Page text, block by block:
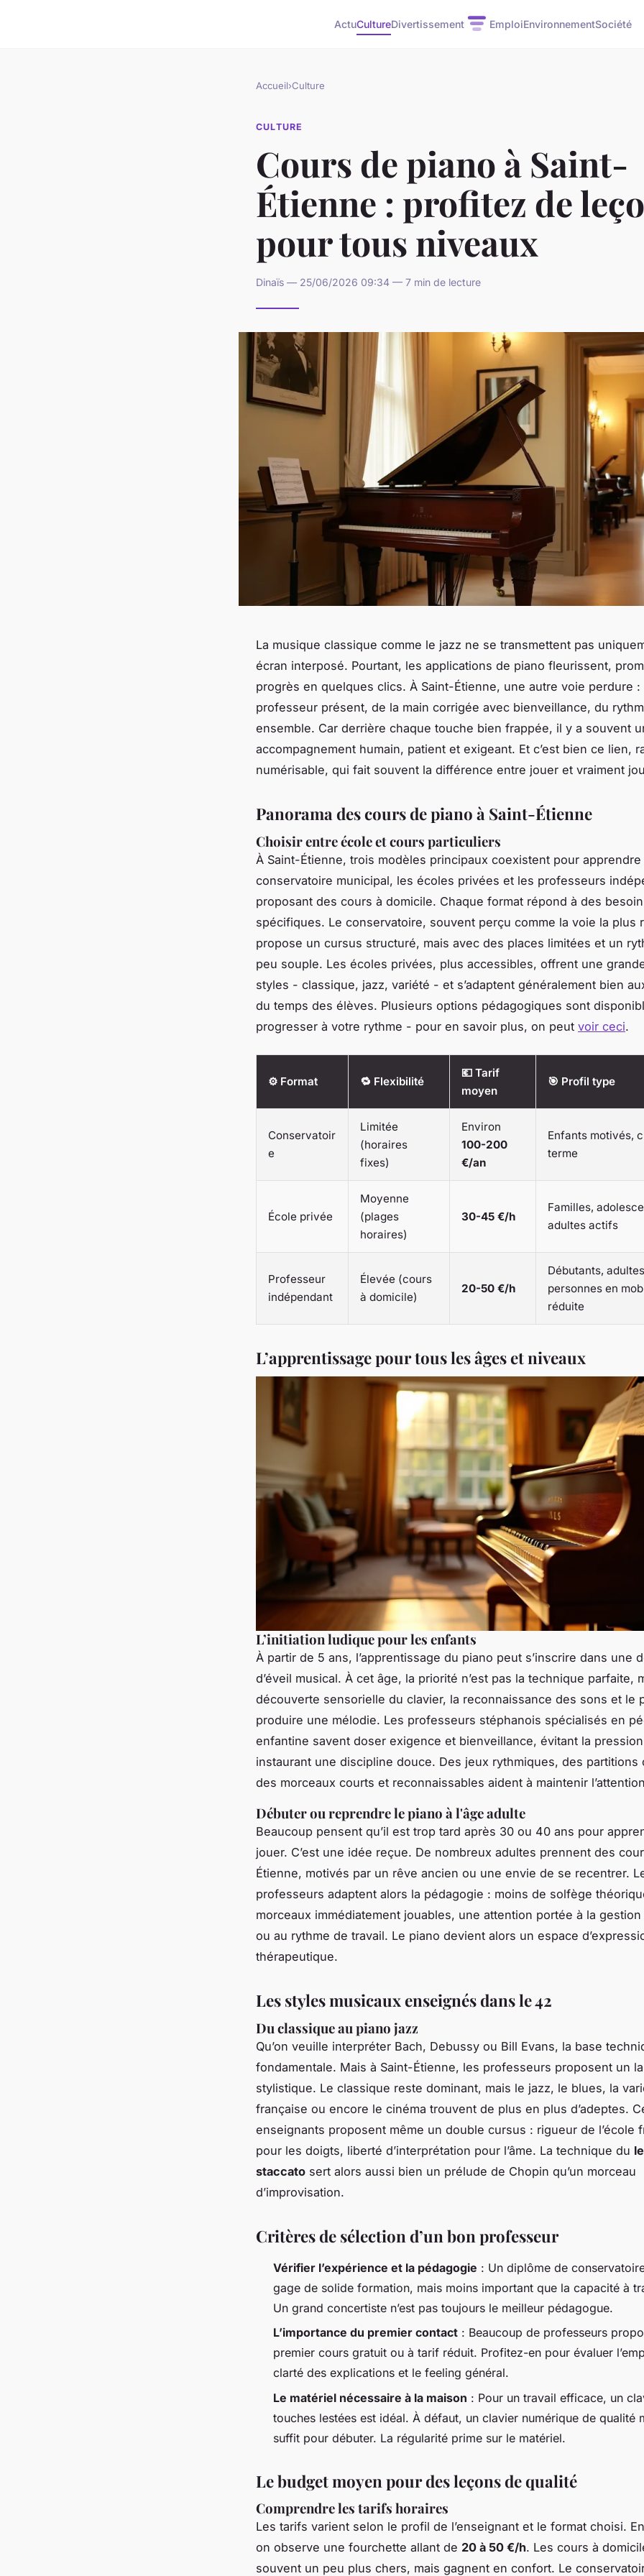
ActuCultureDivertissement EmploiEnvironnementSociété
Accueil›Culture
CULTURE
Cours de piano à Saint-
Étienne : profitez de
pour tous niveaux
Dinaïs — 25/06/2026 09:34 — 7 min de lecture
La musique classique comme le jazz ne se transmettent pas
écran interposé. Pourtant, les applications de piano fleurissent,
progrès en quelques clics. À Saint-Étienne, une autre voie perdure
professeur présent, de la main corrigée avec bienveillance, du
ensemble. Car derrière chaque touche bien frappée, il y a souvent
accompagnement humain, patient et exigeant. Et c’est bien ce lien,
numérisable, qui fait souvent la différence entre jouer et vraiment
Panorama des cours de piano à Saint-Étienne
Choisir entre école et cours particuliers
À Saint-Étienne, trois modèles principaux coexistent pour
conservatoire municipal, les écoles privées et les professeurs
proposant des cours à domicile. Chaque format répond à des
spécifiques. Le conservatoire, souvent perçu comme la voie la plus
propose un cursus structuré, mais avec des places limitées et un
peu souple. Les écoles privées, plus accessibles, offrent une
styles - classique, jazz, variété - et s’adaptent généralement bien
du temps des élèves. Plusieurs options pédagogiques sont
progresser à votre rythme - pour en savoir plus, on peut voir ceci.
⚙️ Format 🔁 Flexibilité
💶 Tarif
moyen
🎯 Profil type
Conservatoir
e
Limitée
(horaires
fixes)
Environ
100-200
€/an
Enfants motivés,
terme
École privée
Moyenne
(plages
horaires)
30-45 €/h
Familles,
adultes actifs
Professeur
indépendant
Élevée (cours
à domicile)
20-50 €/h
Débutants,
personnes en
réduite
L’apprentissage pour tous les âges et niveaux
L’initiation ludique pour les enfants
À partir de 5 ans, l’apprentissage du piano peut s’inscrire dans une
d’éveil musical. À cet âge, la priorité n’est pas la technique parfaite,
découverte sensorielle du clavier, la reconnaissance des sons et le
produire une mélodie. Les professeurs stéphanois spécialisés en
enfantine savent doser exigence et bienveillance, évitant la
instaurant une discipline douce. Des jeux rythmiques, des partitions
des morceaux courts et reconnaissables aident à maintenir
Débuter ou reprendre le piano à l'âge adulte
Beaucoup pensent qu’il est trop tard après 30 ou 40 ans pour
jouer. C’est une idée reçue. De nombreux adultes prennent des
Étienne, motivés par un rêve ancien ou une envie de se recentrer.
professeurs adaptent alors la pédagogie : moins de solfège
morceaux immédiatement jouables, une attention portée à la
ou au rythme de travail. Le piano devient alors un espace
thérapeutique.
Les styles musicaux enseignés dans le 42
Du classique au piano jazz
Qu’on veuille interpréter Bach, Debussy ou Bill Evans, la base
fondamentale. Mais à Saint-Étienne, les professeurs proposent un
stylistique. Le classique reste dominant, mais le jazz, le blues, la
française ou encore le cinéma trouvent de plus en plus d’adeptes.
enseignants proposent même un double cursus : rigueur de l’école
pour les doigts, liberté d’interprétation pour l’âme. La technique du
staccato sert alors aussi bien un prélude de Chopin qu’un morceau
d’improvisation.
Critères de sélection d’un bon professeur
Vérifier l’expérience et la pédagogie : Un diplôme de
gage de solide formation, mais moins important que la capacité à
Un grand concertiste n’est pas toujours le meilleur pédagogue.
L’importance du premier contact : Beaucoup de professeurs
premier cours gratuit ou à tarif réduit. Profitez-en pour évaluer
clarté des explications et le feeling général.
Le matériel nécessaire à la maison : Pour un travail efficace, un
touches lestées est idéal. À défaut, un clavier numérique de qualité
suffit pour débuter. La régularité prime sur le matériel.
Le budget moyen pour des leçons de qualité
Comprendre les tarifs horaires
Les tarifs varient selon le profil de l’enseignant et le format choisi.
on observe une fourchette allant de 20 à 50 €/h. Les cours à
souvent un peu plus chers, mais gagnent en confort. Le